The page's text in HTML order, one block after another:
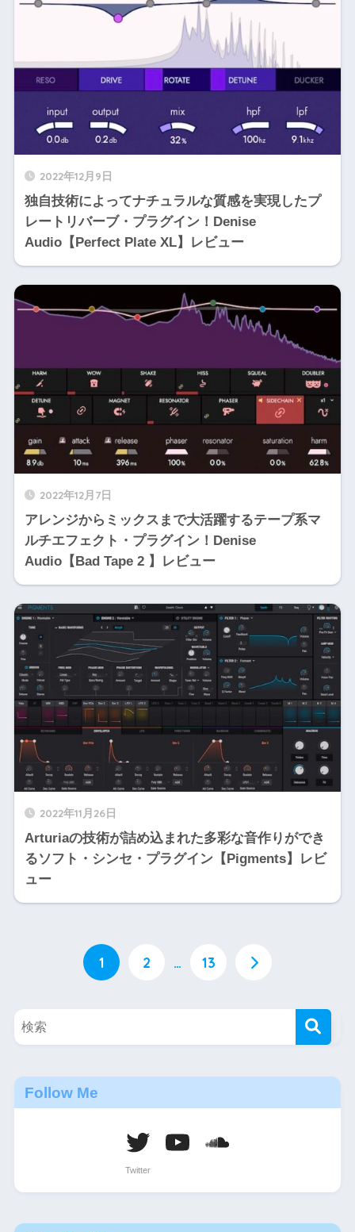
2022年12月9日
独自技術によってナチュラルな質感を実現したプ
レートリバーブ・プラグイン！Denise
Audio【Perfect Plate XL】レビュー
2022年12月7日
アレンジからミックスまで大活躍するテープ系マ
ルチエフェクト・プラグイン！Denise
Audio【Bad Tape 2 】レビュー
2022年11月26日
Arturiaの技術が詰め込まれた多彩な音作りができ
るソフト・シンセ・プラグイン【Pigments】レビ
ュー
1 2 … 13
Follow Me